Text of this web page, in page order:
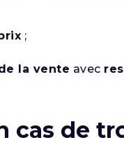
;
la vente avec
cas de